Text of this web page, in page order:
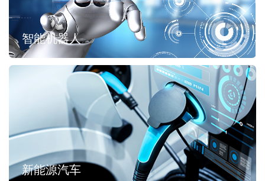
智能机器人
新能源汽车